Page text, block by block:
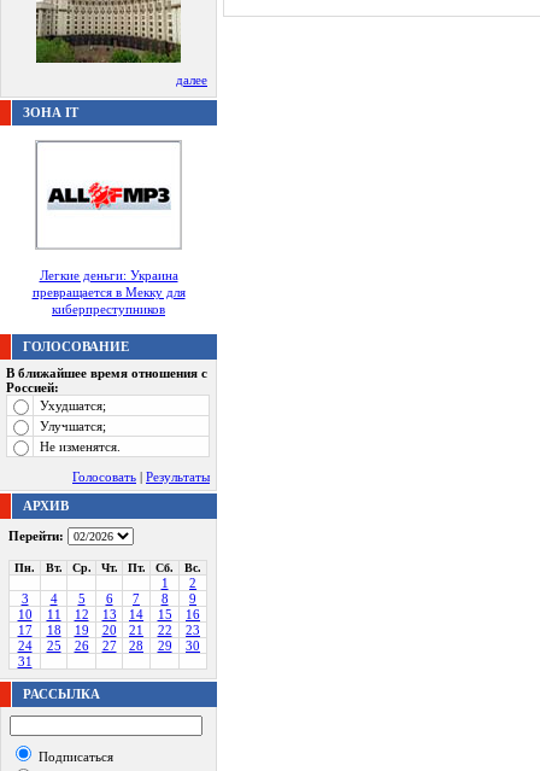
далее
ЗОНА IT
Легкие деньги: Украина
превращается в Мекку для
киберпреступников
ГОЛОСОВАНИЕ
В ближайшее время отношения с
Россией:
Ухудшатся;
Улучшатся;
Не изменятся.
Голосовать | Результаты
АРХИВ
Перейти:
Пн. Вт. Ср. Чт. Пт. Сб. Вс.
1
2
3
4 5 6 7 8
9
10
11 12 13 14 15
16
17
18 19 20 21 22
23
24
25 26 27 28 29
30
31
РАССЫЛКА
Подписаться